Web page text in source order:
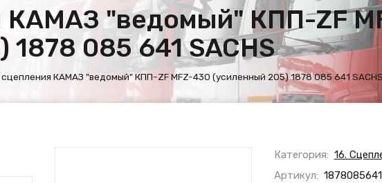
КАМАЗ "ведомый" КПП-ZF
085 641 SACHS
сцепления КАМАЗ "ведомый" КПП-ZF MFZ-430 (усиленный 205) 1878 085 641 SACHS
Категория: 16.
Артикул: 1878085641